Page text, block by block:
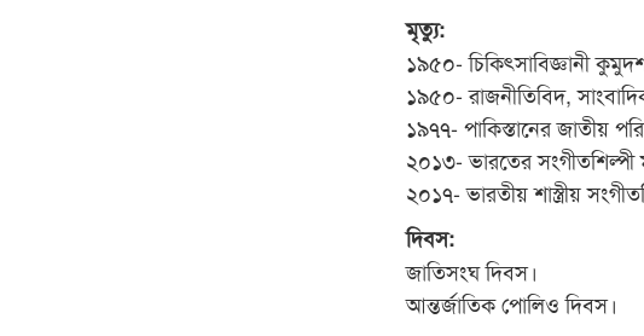
মৃত্যু:
১৯৫০- চিকিৎসাবিজ্ঞানী
১৯৫০- রাজনীতিবিদ,
১৯৭৭- পাকিস্তানের জাতীয়
২০১৩- ভারতের সংগীতশিল্পী
২০১৭- ভারতীয় শাস্ত্রীয়
দিবস:
জাতিসংঘ দিবস।
আন্তর্জাতিক পোলিও দিবস।